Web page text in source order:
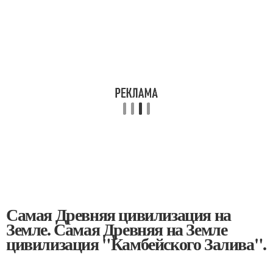
Самая Древняя цивилизация на
Земле. Самая Древняя на Земле
цивилизация "Камбейского Залива".